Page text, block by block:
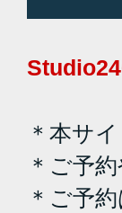
＊本サ
＊ご予
＊ご予